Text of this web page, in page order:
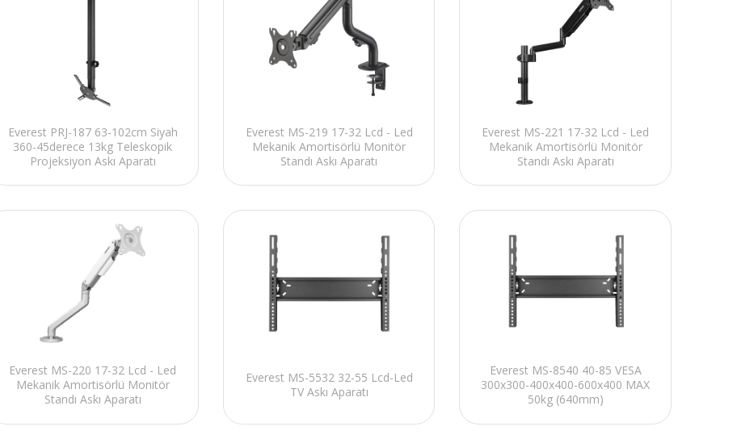
Everest PRJ-187 63-102cm Siyah
360-45derece 13kg Teleskopik
Projeksiyon Askı Aparatı
Everest MS-219 17-32 Lcd - Led
Mekanik Amortisörlü Monitör
Standı Askı Aparatı
Everest MS-221 17-32 Lcd - Led
Mekanik Amortisörlü Monitör
Standı Askı Aparatı
Everest MS-220 17-32 Lcd - Led
Mekanik Amortisörlü Monitör
Standı Askı Aparatı
Everest MS-5532 32-55 Lcd-Led
TV Askı Aparatı
Everest MS-8540 40-85 VESA
300x300-400x400-600x400 MAX
50kg (640mm)